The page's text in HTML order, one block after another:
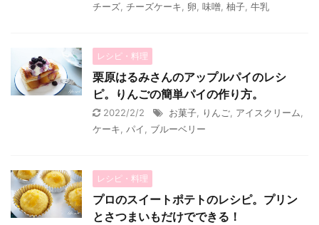
チーズ チーズケーキ 卵 味噌 柚子 牛乳
レシピ・料理
栗原はるみさんのアップルパイのレシ
ピ。りんごの簡単パイの作り方。
2022/2/2 お菓子 りんご アイスクリーム
ケーキ
パイ ブルーベリー
レシピ・料理
プロのスイートポテトのレシピ。プリン
とさつまいもだけでできる！